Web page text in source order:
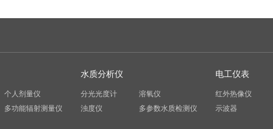
个人剂量仪
多功能辐射测量仪
水质分析仪
分光光度计
溶氧仪
浊度仪
多参数水质检测仪
电工仪表
红外热像仪
示波器